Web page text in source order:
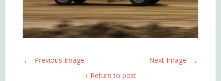
← Previous Image Next Image →
↑ Return to post